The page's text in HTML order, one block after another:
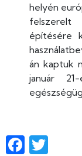
helyén
felszerelt
építésére
án kaptuk
január